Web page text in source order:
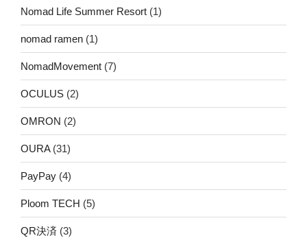
Nomad Life Summer Resort (1)
nomad ramen (1)
NomadMovement (7)
OCULUS (2)
OMRON (2)
OURA(31)
PayPay (4)
Ploom TECH (5)
QR決済 (3)